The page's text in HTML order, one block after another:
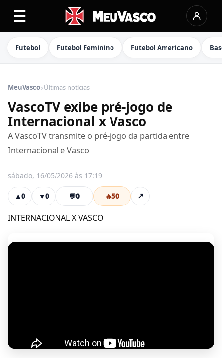
☰
Futebol Futebol Feminino Futebol Americano
MeuVasco›Últimas notícias
VascoTV exibe pré-jogo de
Internacional x Vasco
A VascoTV transmite o pré-jogo da partida entre
Internacional e Vasco
sábado, 16/05/2026 às 17:19
▲0 ▼0 💬0 🔥50 ↗
INTERNACIONAL X VASCO